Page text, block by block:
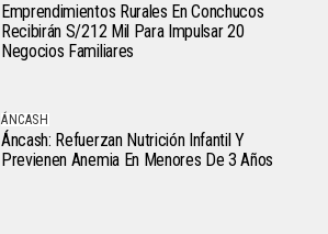
Emprendimientos Rurales En Conchucos
Recibirán S/212 Mil Para Impulsar 20
Negocios Familiares
ÁNCASH
Áncash: Refuerzan Nutrición Infantil Y
Previenen Anemia En Menores De 3 Años